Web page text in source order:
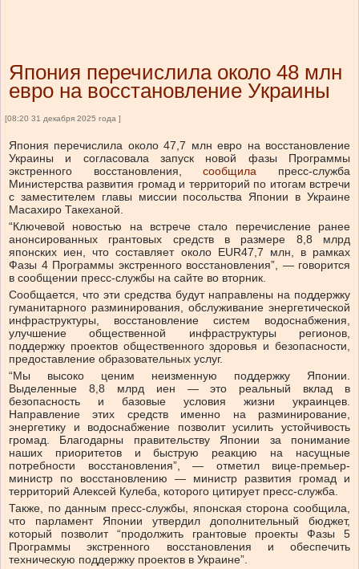
Япония перечислила около 48 млн
евро на восстановление Украины
[08:20 31 декабря 2025 года ]
Япония перечислила около 47,7 млн евро на восстановление
Украины и согласовала запуск новой фазы Программы
экстренного восстановления,сообщила пресс-служба
Министерства развития громад и территорий по итогам встречи
с заместителем главы миссии посольства Японии в Украине
Масахиро Такеханой.
“Ключевой новостью на встрече стало перечисление ранее
анонсированных грантовых средств в размере 8,8 млрд
японских иен, что составляет около EUR47,7 млн, в рамках
Фазы 4 Программы экстренного восстановления”, — говорится
в сообщении пресс-службы на сайте во вторник.
Сообщается, что эти средства будут направлены на поддержку
гуманитарного разминирования, обслуживание энергетической
инфраструктуры, восстановление систем водоснабжения,
улучшение общественной инфраструктуры регионов,
поддержку проектов общественного здоровья и безопасности,
предоставление образовательных услуг.
“Мы высоко ценим неизменную поддержку Японии.
Выделенные 8,8 млрд иен — это реальный вклад в
безопасность и базовые условия жизни украинцев.
Направление этих средств именно на разминирование,
энергетику и водоснабжение позволит усилить устойчивость
громад. Благодарны правительству Японии за понимание
наших приоритетов и быструю реакцию на насущные
потребности восстановления”, — отметил вице-премьер-
министр по восстановлению — министр развития громад и
территорий Алексей Кулеба, которого цитирует пресс-служба.
Также, по данным пресс-службы, японская сторона сообщила,
что парламент Японии утвердил дополнительный бюджет,
который позволит “продолжить грантовые проекты Фазы 5
Программы экстренного восстановления и обеспечить
техническую поддержку проектов в Украине”.